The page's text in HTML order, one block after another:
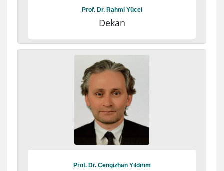
Prof. Dr. Rahmi Yücel
Dekan
Prof. Dr. Cengizhan Yıldırım